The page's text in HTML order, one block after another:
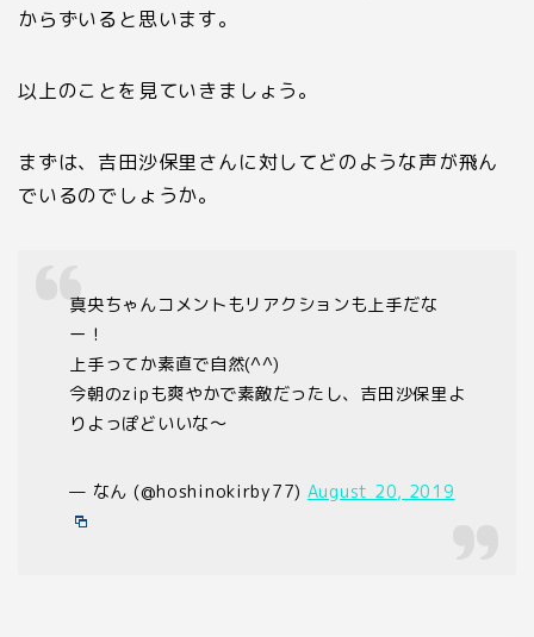
からずいると思います。
以上のことを見ていきましょう。
まずは、吉田沙保里さんに対してどのような声が飛ん
でいるのでしょうか。
真央ちゃんコメントもリアクションも上手だな
ー！
上手ってか素直で自然(^^)
今朝のzipも爽やかで素敵だったし、吉田沙保里よ
りよっぽどいいな～
— なん (@hoshinokirby77) August 20, 2019